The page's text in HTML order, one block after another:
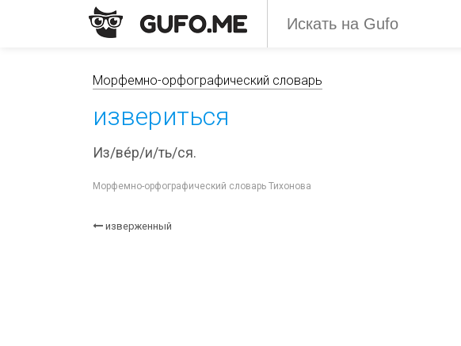
Морфемно-орфографический словарь
извериться
Из/ве́р/и/ть/ся.
Морфемно-орфографический словарь Тихонова
изверженный